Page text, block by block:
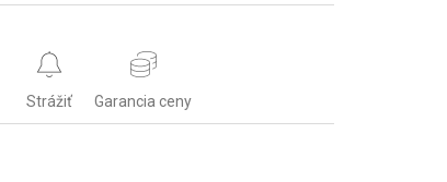
Strážiť Garancia ceny